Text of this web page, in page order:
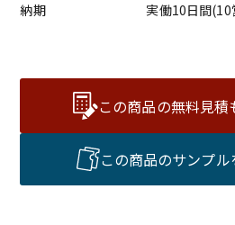
納期
実働10日間(10
この商品の無料見積
この商品のサンプル